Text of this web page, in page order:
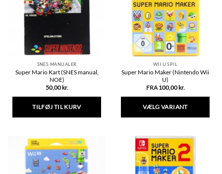
vælges
SNES MANUALER
Super Mario Kart (SNES manual,
NOE)
50,00 kr.
TILFØJ TIL KURV
WII U SPIL
Super Mario Maker (Nintendo Wii
U)
FRA100,00 kr.
VÆLG VARIANT
har
flere
varianter.
Mulighederne